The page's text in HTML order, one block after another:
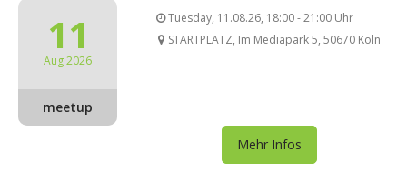
11
Aug 2026
meetup
Tuesday, 11.08.26, 18:00 - 21:00 Uhr
STARTPLATZ, Im Mediapark 5, 50670 Köln
Mehr Infos